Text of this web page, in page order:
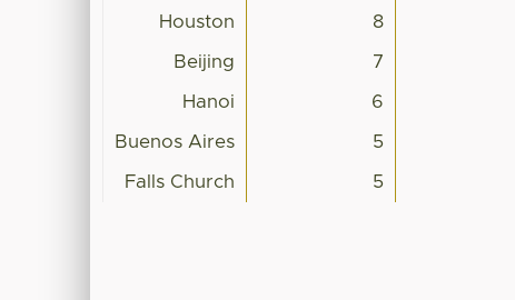
Houston 8
Beijing 7
Hanoi 6
Buenos Aires 5
Falls Church 5